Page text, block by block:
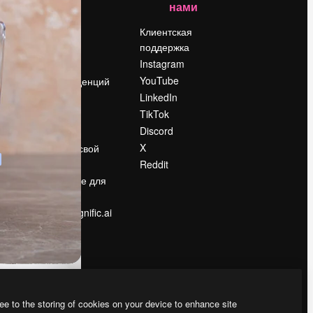
Цены
О нас
Поиск тенденций
Продайте свой
Помещение для
Ищете magnific.ai
нами
Клиентская
поддержка
Instagram
YouTube
LinkedIn
TikTok
Discord
X
Reddit
to the storing of cookies on your device to enhance site